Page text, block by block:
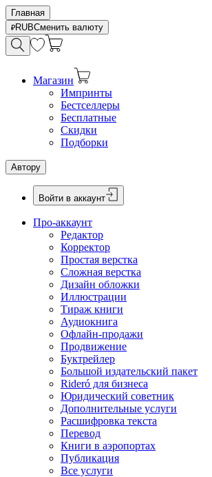
Главная
RUBСменить валюту
Магазин
Импринты
Бестселлеры
Бесплатные
Скидки
Подборки
Автору
Войти в аккаунт
Про-аккаунт
Редактор
Корректор
Простая верстка
Сложная верстка
Дизайн обложки
Иллюстрации
Тираж книги
Аудиокнига
Офлайн-продажи
Продвижение
Буктрейлер
Большой издательский пакет
Rideró для бизнеса
Юридический советник
Дополнительные услуги
Расшифровка текста
Перевод
Книги в аэропортах
Публикация
Все услуги